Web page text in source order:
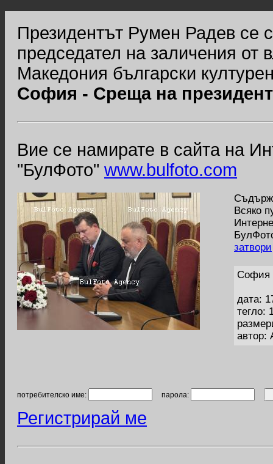
Президентът Румен Радев се
председател на заличения от
Македония български
София - Среща на
Вие се намирате в сайта на
"БулФото" www.bulfoto.com
Всяко
затвори
София
дата:
тегло:
автор:
потребителско име: парола:
Регистрирай ме